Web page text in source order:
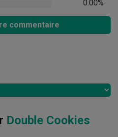
0.00%
commentaire
Double Cookies